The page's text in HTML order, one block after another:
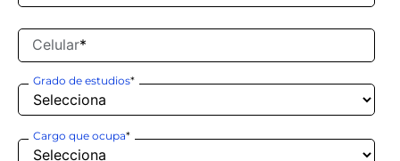
Celular*
Grado de estudios*
Cargo que ocupa*